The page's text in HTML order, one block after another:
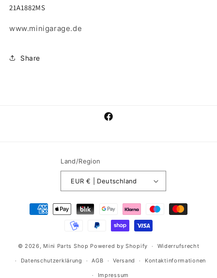
Poly
21A1882MS
www.minigarage.de
Share
Facebook
Land/Region
EUR € | Deutschland
Zahlungsmethoden
© 2026, Mini Parts Shop Powered by Shopify Widerrufsrecht
Datenschutzerklärung AGB Versand Kontaktinformationen
Impressum